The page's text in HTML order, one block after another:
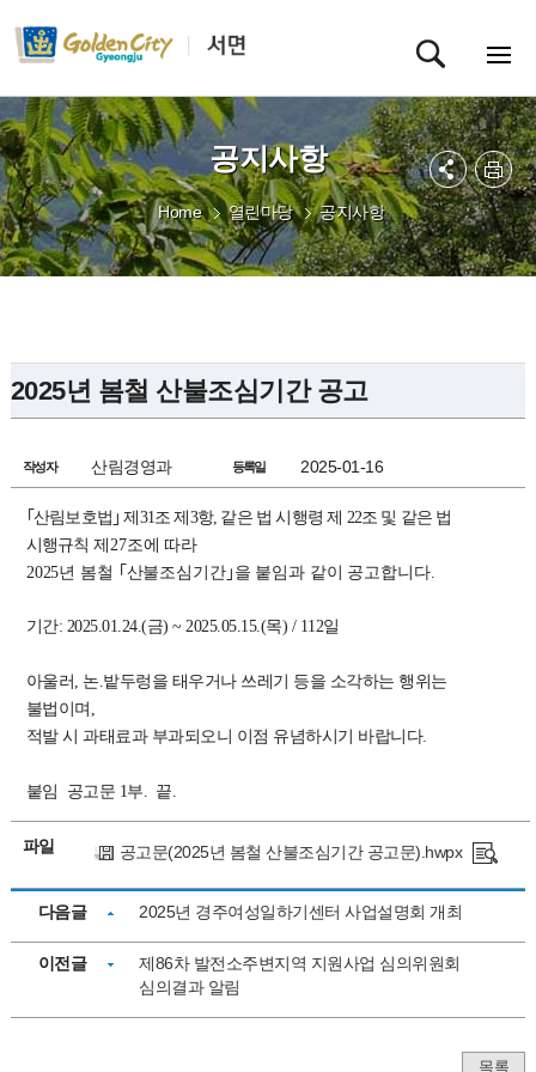
공지사항
Home 열린마당 공지사항
2025년 봄철 산불조심기간 공고
작성자 산림경영과 등록일 2025-01-16
｢산림보호법｣ 제 31조 제 3항, 같은 법 시행령 제 22조 및 같은 법
시행규칙 제27조에 따라
2025년 봄철 ｢산불조심기간｣을 붙임과 같이 공고합니다.
기간: 2025.01.24.(금) ~ 2025.05.15.(목) / 112일
아울러, 논.밭두렁을 태우거나 쓰레기 등을 소각하는 행위는
불법이며,
적발 시 과태료과 부과되오니 이점 유념하시기 바랍니다.
붙임 공고문 1부. 끝.
파일 공고문(2025년 봄철 산불조심기간 공고문).hwpx
다음글 2025년 경주여성일하기센터 사업설명회 개최
이전글
제86차 발전소주변지역 지원사업 심의위원회
심의결과 알림
목록